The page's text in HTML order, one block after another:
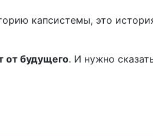
капсистемы, это
от будущего. И нужно